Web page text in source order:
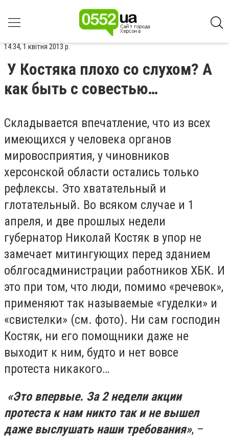
14:34, 1 квітня 2013 р.
У Костяка плохо со слухом? А
как быть с совестью…
Складывается впечатление, что из всех
имеющихся у человека органов
мировосприятия, у чиновников
херсонской области остались только
рефлексы. Это хватательный и
глотательный. Во всяком случае и 1
апреля, и две прошлых недели
губернатор Николай Костяк в упор не
замечает митингующих перед зданием
облгосадминистрации работников ХБК. И
это при том, что люди, помимо «речевок»,
применяют так называемые «гуделки» и
«свистелки» (см. фото). Ни сам господин
Костяк, ни его помощники даже не
выходит к ним, будто и нет вовсе
протеста никакого…
«Это впервые. За 2 недели акции
протеста к нам никто так и не вышел
даже выслушать наши требования», –